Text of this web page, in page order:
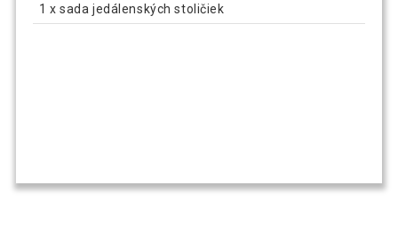
1 x sada jedálenských stoličiek